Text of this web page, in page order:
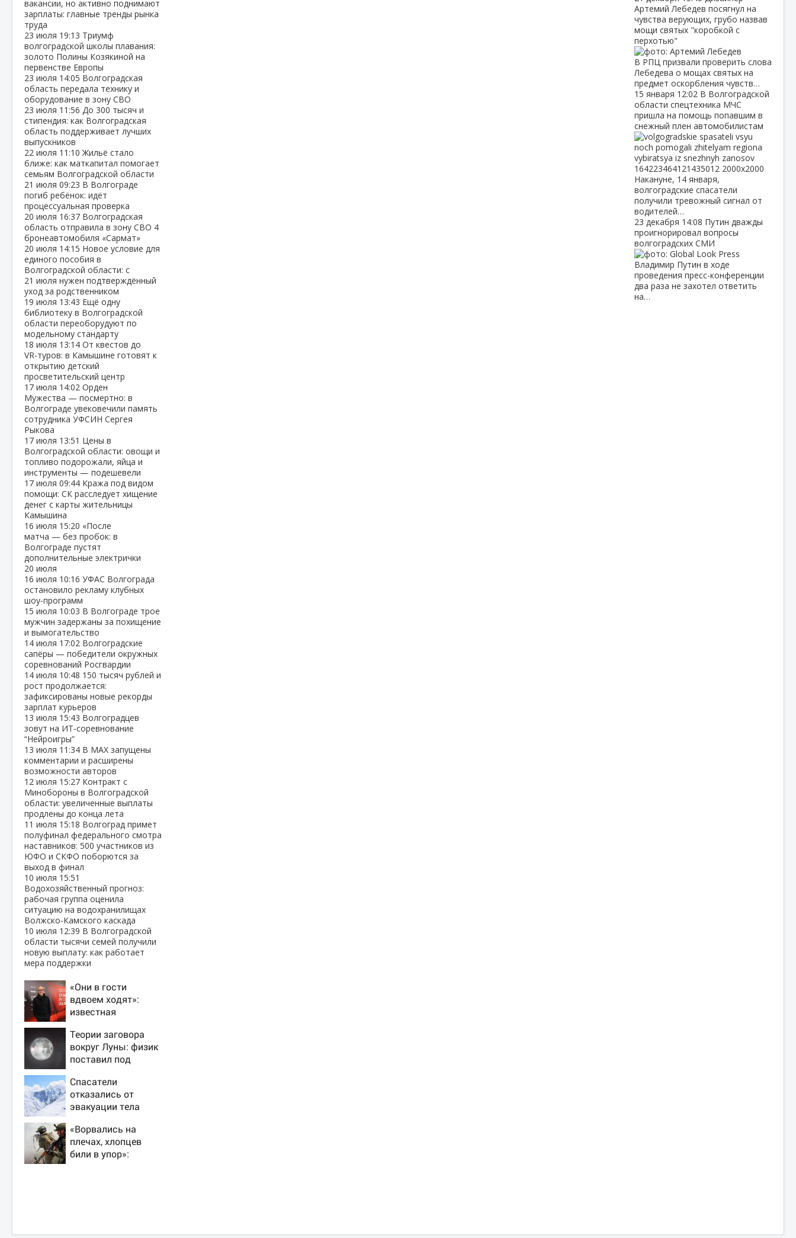
вакансии, но активно поднимают
зарплаты: главные тренды рынка
труда
23 июля 19:13 Триумф
волгоградской школы плавания:
золото Полины Козякиной на
первенстве Европы
23 июля 14:05 Волгоградская
область передала технику и
оборудование в зону СВО
23 июля 11:56 До 300 тысяч и
стипендия: как Волгоградская
область поддерживает лучших
выпускников
22 июля 11:10Жильё стало
ближе: как маткапитал помогает
семьям Волгоградской области
21 июля 09:23 В Волгограде
погиб ребёнок: идёт
процессуальная проверка
20 июля 16:37 Волгоградская
область отправила в зону СВО 4
бронеавтомобиля «Сармат»
20 июля 14:15 Новое условие для
единого пособия в
Волгоградской области: с
21 июля нужен подтверждённый
уход за родственником
19 июля 13:43 Ещё одну
библиотеку в Волгоградской
области переоборудуют по
модельному стандарту
18 июля 13:14 От квестов до
VR‑туров: в Камышине готовят к
открытию детский
просветительский центр
17 июля 14:02 Орден
Мужества — посмертно: в
Волгограде увековечили память
сотрудника УФСИН Сергея
Рыкова
17 июля 13:51 Цены в
Волгоградской области: овощи и
топливо подорожали, яйца и
инструменты — подешевели
17 июля 09:44 Кража под видом
помощи: СК расследует хищение
денег с карты жительницы
Камышина
16 июля 15:20 «После
матча — без пробок: в
Волгограде пустят
дополнительные электрички
20 июля
16 июля 10:16 УФАС Волгограда
остановило рекламу клубных
шоу‑программ
15 июля 10:03 В Волгограде трое
мужчин задержаны за похищение
и вымогательство
14 июля 17:02 Волгоградские
сапёры — победители окружных
соревнований Росгвардии
14 июля 10:48 150 тысяч рублей и
рост продолжается:
зафиксированы новые рекорды
зарплат курьеров
13 июля 15:43 Волгоградцев
зовут на ИТ‑соревнование
“Нейроигры”
13 июля 11:34 В МАХ запущены
комментарии и расширены
возможности авторов
12 июля 15:27 Контракт с
Минобороны в Волгоградской
области: увеличенные выплаты
продлены до конца лета
11 июля 15:18 Волгоград примет
полуфинал федерального смотра
наставников: 500 участников из
ЮФО и СКФО поборются за
выход в финал
10 июля 15:51
Водохозяйственный прогноз:
рабочая группа оценила
ситуацию на водохранилищах
Волжско‑Камского каскада
10 июля 12:39 В Волгоградской
области тысячи семей получили
новую выплату: как работает
мера поддержки
«Они в гости
вдвоем ходят»:
известная
подтвердила роман
Бондарчука и
Исаковой
Теории заговора
вокруг Луны: физик
поставил под
NASA
Спасатели
отказались от
эвакуации тела
Наговицыной с
семитысячника
«Ворвались на
плечах, хлопцев
били в упор»:
Артемий Лебедев посягнул на
чувства верующих, грубо назвав
мощи святых "коробкой с
перхотью"
В РПЦ призвали проверить слова
Лебедева о мощах святых на
предмет оскорбления чувств…
15 января 12:02 В Волгоградской
области спецтехника МЧС
пришла на помощь попавшим в
снежный плен автомобилистам
Накануне, 14 января,
волгоградские спасатели
получили тревожный сигнал от
водителей…
23 декабря 14:08 Путин дважды
проигнорировал вопросы
волгоградских СМИ
Владимир Путин в ходе
проведения пресс-конференции
два раза не захотел ответить
на…